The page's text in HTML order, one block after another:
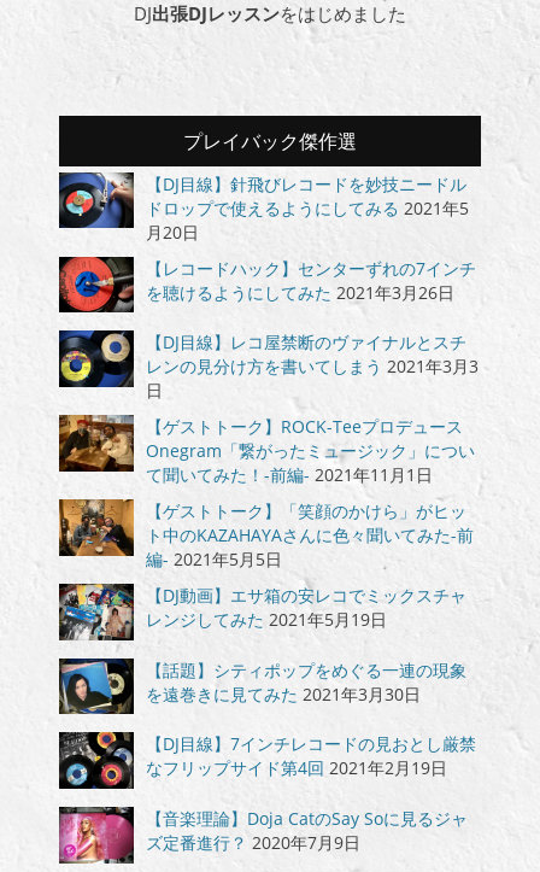
DJ出張DJレッスンをはじめました
プレイバック傑作選
【DJ目線】針飛びレコードを妙技ニードル
ドロップで使えるようにしてみる 2021年5
月20日
【レコードハック】センターずれの7インチ
を聴けるようにしてみた 2021年3月26日
【DJ目線】レコ屋禁断のヴァイナルとスチ
レンの見分け方を書いてしまう 2021年3月3
日
【ゲストトーク】ROCK-Teeプロデュース
Onegram「繋がったミュージック」につい
て聞いてみた！-前編- 2021年11月1日
【ゲストトーク】「笑顔のかけら」がヒッ
ト中のKAZAHAYAさんに色々聞いてみた-前
編- 2021年5月5日
【DJ動画】エサ箱の安レコでミックスチャ
レンジしてみた 2021年5月19日
【話題】シティポップをめぐる一連の現象
を遠巻きに見てみた 2021年3月30日
【DJ目線】7インチレコードの見おとし厳禁
なフリップサイド第4回 2021年2月19日
【音楽理論】Doja CatのSay Soに見るジャ
ズ定番進行？ 2020年7月9日